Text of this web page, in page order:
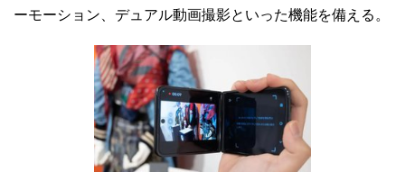
ーモーション、デュアル動画撮影といった機能を備える。